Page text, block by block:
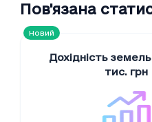
Пов'язана
Новий
Дохідність
тис. грн